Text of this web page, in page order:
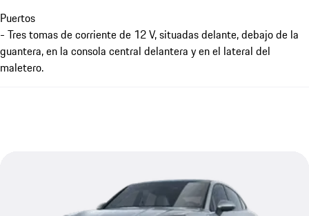
Puertos
- Tres tomas de corriente de 12 V, situadas delante, debajo de la
guantera, en la consola central delantera y en el lateral del
maletero.